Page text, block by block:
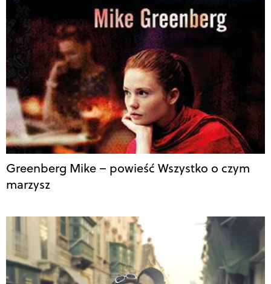
Greenberg Mike – powieść Wszystko o czym
marzysz